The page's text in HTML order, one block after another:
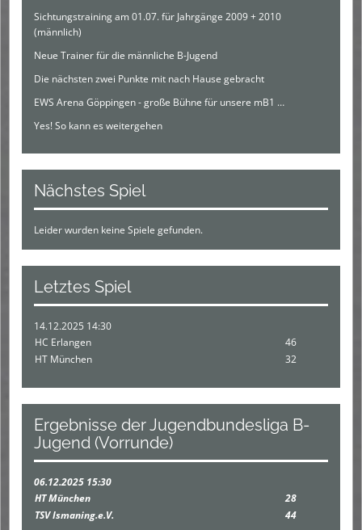
Sichtungstraining am 01.07. für Jahrgänge 2009 + 2010
(männlich)
Neue Trainer für die männliche B-Jugend
Die nächsten zwei Punkte mit nach Hause gebracht
EWS Arena Göppingen - große Bühne für unsere mB1 …
Yes! So kann es weitergehen
Nächstes Spiel
Leider wurden keine Spiele gefunden.
Letztes Spiel
14.12.2025 14:30
HC Erlangen
46
HT München
32
Ergebnisse der Jugendbundesliga B-
Jugend (Vorrunde)
06.12.2025 15:30
HT München
28
TSV Ismaning.e.V.
44